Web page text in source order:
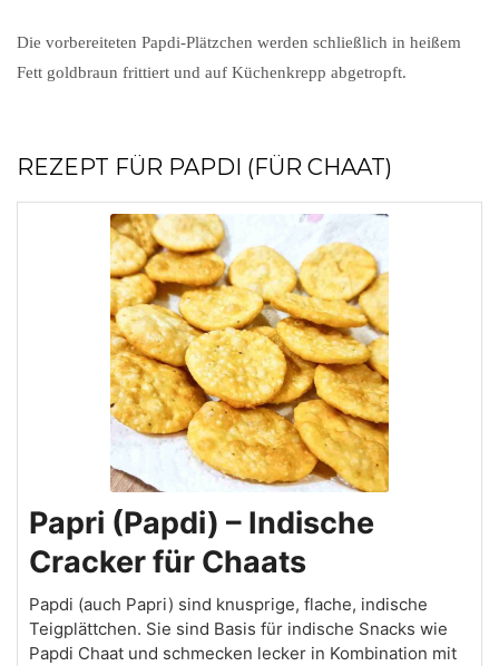
Die vorbereiteten Papdi-Plätzchen werden schließlich in heißem
Fett goldbraun frittiert und auf Küchenkrepp abgetropft.
REZEPT FÜR PAPDI (FÜR CHAAT)
Papri (Papdi) – Indische
Cracker für Chaats
Papdi (auch Papri) sind knusprige, flache, indische
Teigplättchen. Sie sind Basis für indische Snacks wie
Papdi Chaat und schmecken lecker in Kombination mit